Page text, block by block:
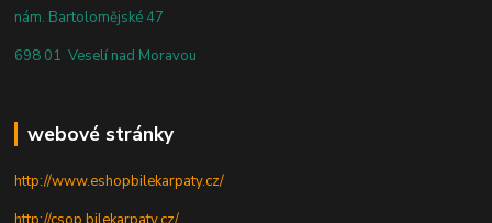
nám. Bartolomějské 47
698 01 Veselí nad Moravou
webové stránky
http://www.eshopbilekarpaty.cz/